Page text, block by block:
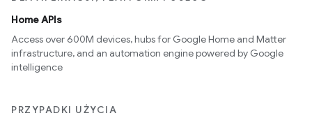
Home APIs
Access over 600M devices, hubs for Google Home and Matter
infrastructure, and an automation engine powered by Google
intelligence
PRZYPADKI UŻYCIA